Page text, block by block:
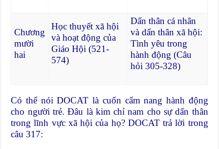
Chương
mười
hai
Học thuyết xã hội
và hoạt động của
Giáo Hội (521-
574)
Dấn thân cá nhân
và dấn thân xã hội:
Tình yêu trong
hành động (Câu
hỏi 305-328)
Có thể nói DOCAT là cuốn cẩm nang hành động
cho người trẻ. Đâu là kim chỉ nam cho sự dấn thân
trong lĩnh vực xã hội của họ? DOCAT trả lời trong
câu 317: